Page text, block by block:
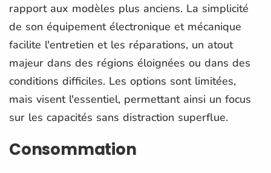
rapport aux modèles plus anciens. La simplicité
de son équipement électronique et mécanique
facilite l'entretien et les réparations, un atout
majeur dans des régions éloignées ou dans des
conditions difficiles. Les options sont limitées,
mais visent l'essentiel, permettant ainsi un focus
sur les capacités sans distraction superflue.
Consommation